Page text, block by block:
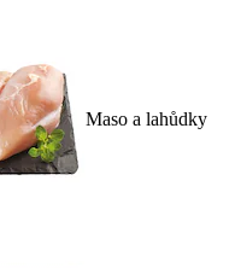
Maso a lahůdky